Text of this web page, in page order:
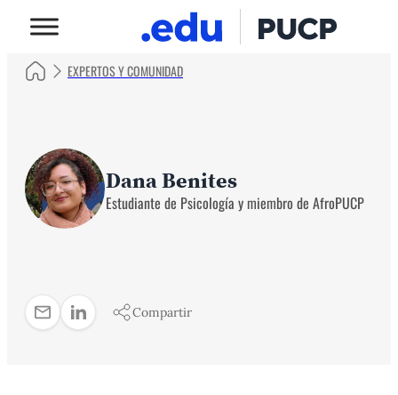
EXPERTOS Y COMUNIDAD
Dana Benites
Estudiante de Psicología y miembro de AfroPUCP
Compartir